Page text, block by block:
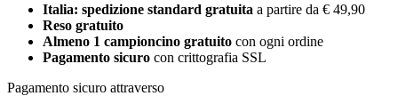
Italia: spedizione standard gratuita a partire da € 49,90
Reso gratuito
Almeno 1 campioncino gratuito con ogni ordine
Pagamento sicuro con crittografia SSL
Pagamento sicuro attraverso